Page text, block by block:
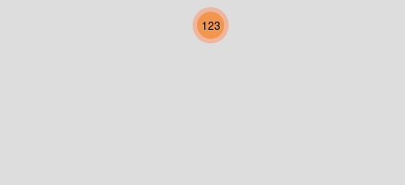
Niederösterreich
Oberösterreich
123